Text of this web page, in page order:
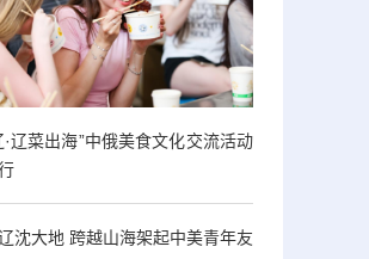
·辽菜出海”中俄美食文化交流活动
沈大地 跨越山海架起中美青年友